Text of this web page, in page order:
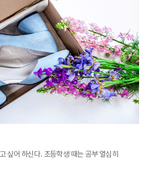
싶어 하신다. 초등학생 때는 공부 열심히